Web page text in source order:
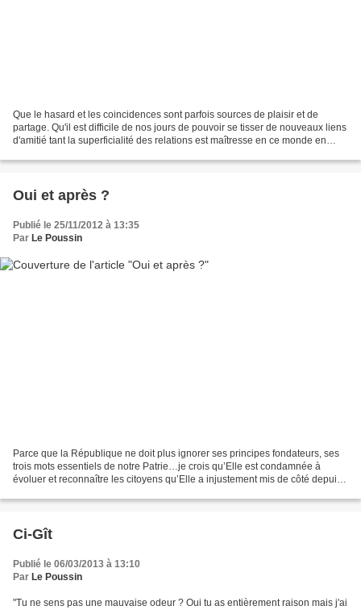
Que le hasard et les coincidences sont parfois sources de plaisir et de
partage. Qu'il est difficile de nos jours de pouvoir se tisser de nouveaux liens
d'amitié tant la superficialité des relations est maîtresse en ce monde en
Oui et après ?
Publié le 25/11/2012 à 13:35
Par Le Poussin
Parce que la République ne doit plus ignorer ses principes fondateurs, ses
trois mots essentiels de notre Patrie…je crois qu’Elle est condamnée à
évoluer et reconnaître les citoyens qu’Elle a injustement mis de côté depuis
Ci-Gît
Publié le 06/03/2013 à 13:10
Par Le Poussin
"Tu ne sens pas une mauvaise odeur ? Oui tu as entièrement raison mais j'ai